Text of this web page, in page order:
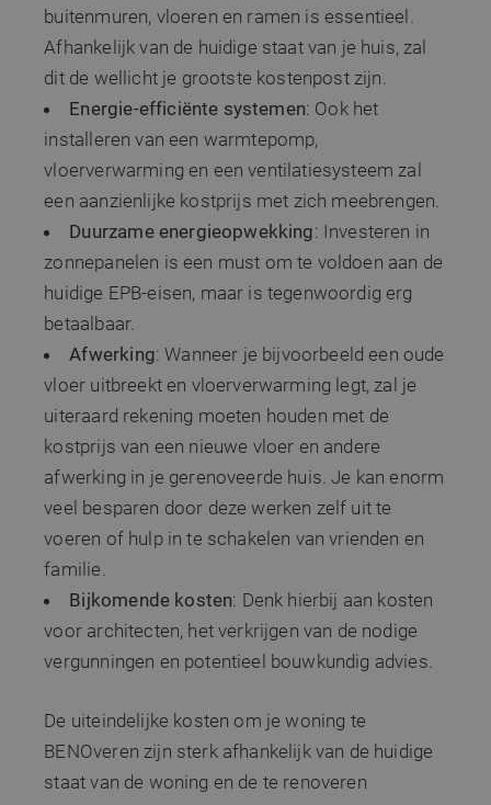
buitenmuren, vloeren en ramen is essentieel.
Afhankelijk van de huidige staat van je huis, zal
dit de wellicht je grootste kostenpost zijn.
Energie-efficiënte systemen: Ook het
installeren van een warmtepomp,
vloerverwarming en een ventilatiesysteem zal
een aanzienlijke kostprijs met zich meebrengen.
Duurzame energieopwekking: Investeren in
zonnepanelen is een must om te voldoen aan de
huidige EPB-eisen, maar is tegenwoordig erg
betaalbaar.
Afwerking: Wanneer je bijvoorbeeld een oude
vloer uitbreekt en vloerverwarming legt, zal je
uiteraard rekening moeten houden met de
kostprijs van een nieuwe vloer en andere
afwerking in je gerenoveerde huis. Je kan enorm
veel besparen door deze werken zelf uit te
voeren of hulp in te schakelen van vrienden en
familie.
Bijkomende kosten: Denk hierbij aan kosten
voor architecten, het verkrijgen van de nodige
vergunningen en potentieel bouwkundig advies.
De uiteindelijke kosten om je woning te
BENOveren zijn sterk afhankelijk van de huidige
staat van de woning en de te renoveren